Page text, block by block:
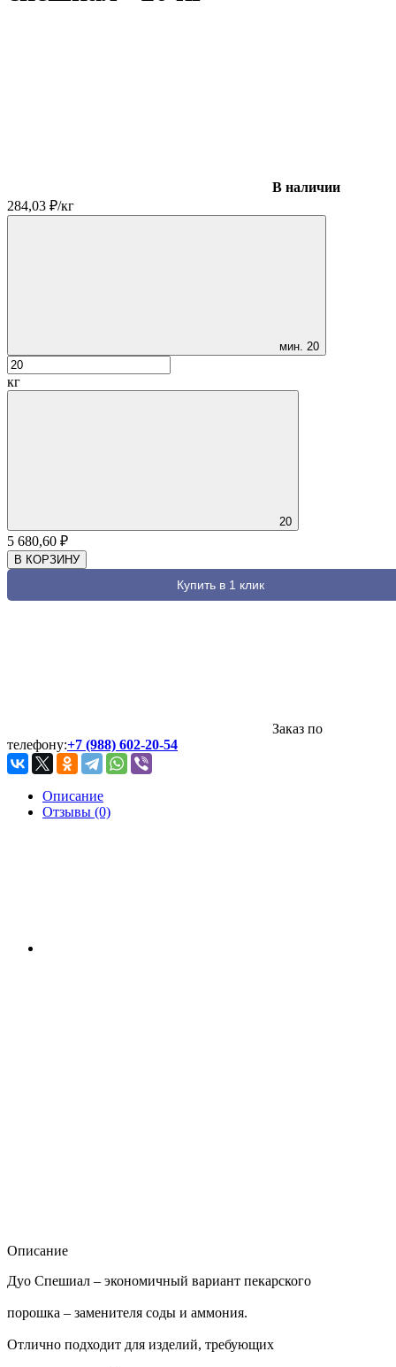
В наличии
284,03 ₽/кг
мин. 20
кг
20
5 680,60 ₽
В КОРЗИНУ
Купить в 1 клик
Заказ по
телефону:+7 (988) 602-20-54
Описание
Отзывы (0)
Описание
Дуо Спешиал – экономичный вариант пекарского
порошка – заменителя соды и аммония.
Отлично подходит для изделий, требующих